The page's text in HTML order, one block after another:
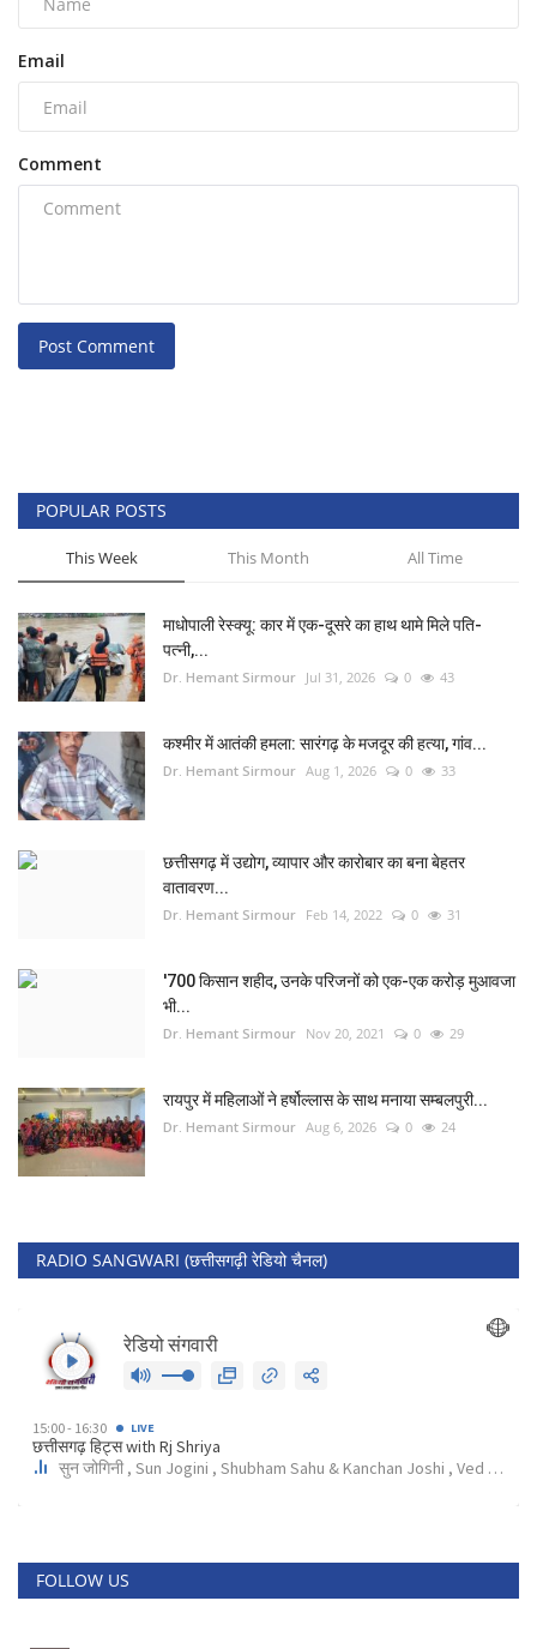
Email
Comment
Post Comment
POPULAR POSTS
This Week This Month All Time
माधोपाली रेस्क्यू: कार में एक-दूसरे का हाथ थामे मिले पति-
पत्नी,...
Dr. Hemant Sirmour Jul 31, 2026 0 43
कश्मीर में आतंकी हमला: सारंगढ़ के मजदूर की हत्या, गांव...
Dr. Hemant Sirmour Aug 1, 2026 0 33
छत्तीसगढ़ में उद्योग, व्यापार और कारोबार का बना बेहतर
वातावरण...
Dr. Hemant Sirmour Feb 14, 2022 0 31
'700 किसान शहीद, उनके परिजनों को एक-एक करोड़ मुआवजा
भी...
Dr. Hemant Sirmour Nov 20, 2021 0 29
रायपुर में महिलाओं ने हर्षोल्लास के साथ मनाया सम्बलपुरी...
Dr. Hemant Sirmour Aug 6, 2026 0 24
RADIO SANGWARI (छत्तीसगढ़ी रेडियो चैनल)
FOLLOW US